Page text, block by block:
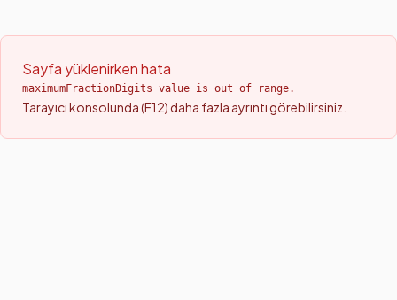
Sayfa yüklenirken hata
maximumFractionDigits value is out of range.
Tarayıcı konsolunda (F12) daha fazla ayrıntı görebilirsiniz.